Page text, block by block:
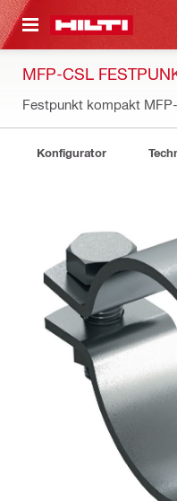
MFP-CSL
Festpunkt kompakt
Konfigurator